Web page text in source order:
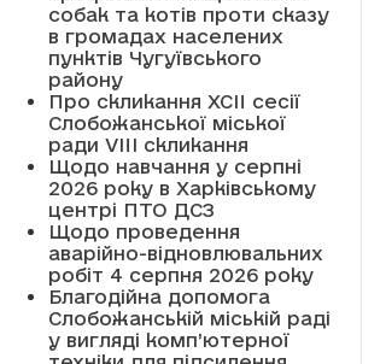
собак та котів проти сказу
в громадах населених
пунктів Чугуївського
району
Про скликання XCII сесії
Слобожанської міської
ради VIII скликання
Щодо навчання у серпні
2026 року в Харківському
центрі ПТО ДСЗ
Щодо проведення
аварійно-відновлювальних
робіт 4 серпня 2026 року
Благодійна допомога
Слобожанській міській раді
у вигляді комп’ютерної